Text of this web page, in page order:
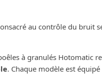
au contrôle du bruit
à granulés Hotomatic
. Chaque modèle est